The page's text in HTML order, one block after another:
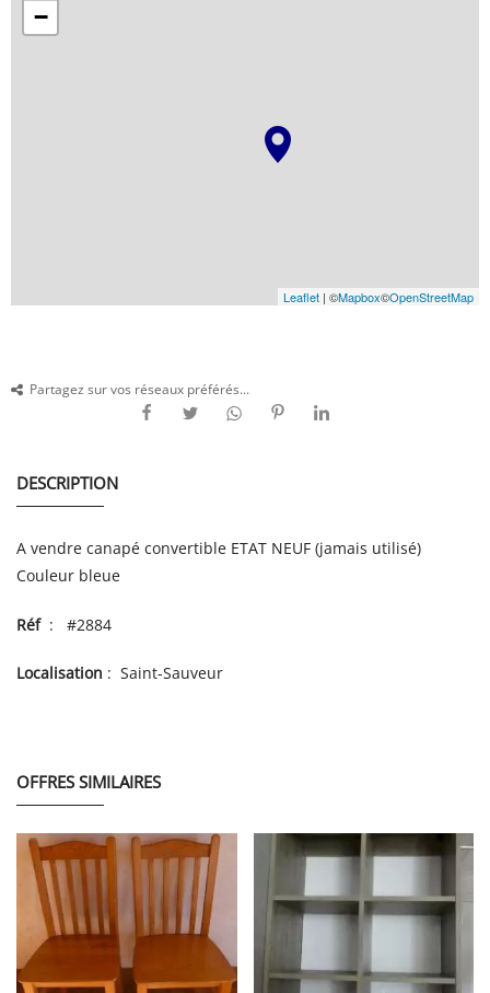
−
Leaflet | ©Mapbox©OpenStreetMap
Partagez sur vos réseaux préférés...
DESCRIPTION
A vendre canapé convertible ETAT NEUF (jamais utilisé)
Couleur bleue
Réf: #2884
Localisation : Saint-Sauveur
OFFRES SIMILAIRES